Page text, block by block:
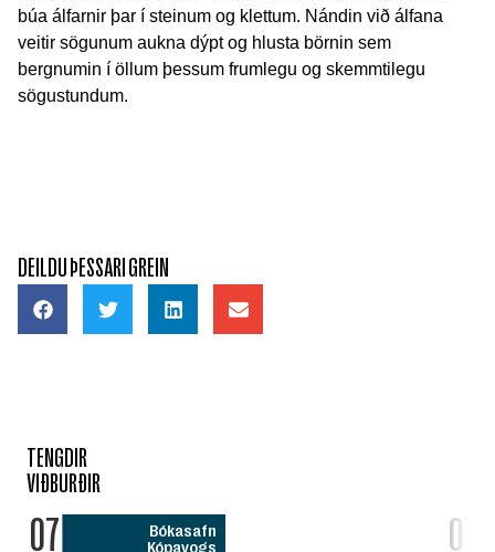
búa álfarnir þar í steinum og klettum. Nándin við álfana
veitir sögunum aukna dýpt og hlusta börnin sem
bergnumin í öllum þessum frumlegu og skemmtilegu
sögustundum.
DEILDU ÞESSARI GREIN
TENGDIR
VIÐBURÐIR
07
Bókasafn
Kópavogs
07